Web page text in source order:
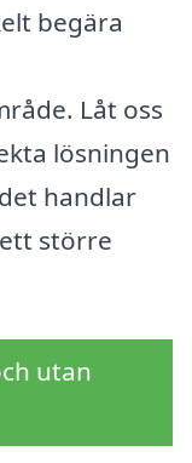
begära
Låt oss
lösningen
handlar
större
utan